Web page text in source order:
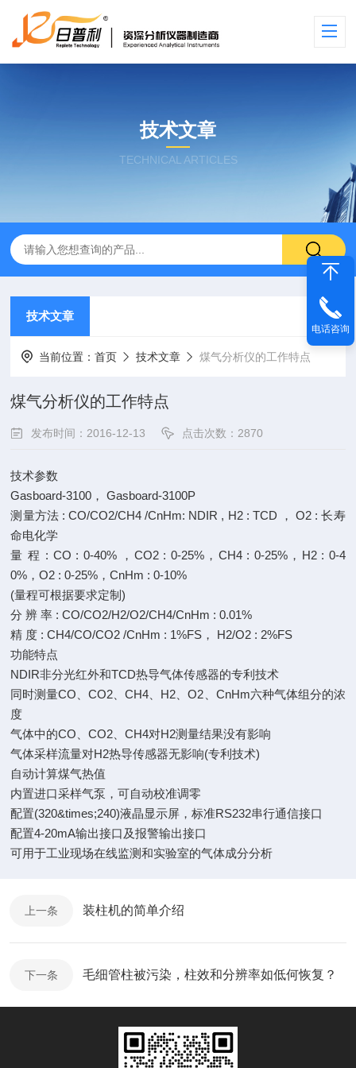
技术文章
TECHNICAL ARTICLES
技术文章
当前位置：首页 技术文章 煤气分析仪的工作特点
煤气分析仪的工作特点
发布时间：2016-12-13 点击次数：2870
技术参数
Gasboard-3100， Gasboard-3100P
测量方法 : CO/CO2/CH4 /CnHm: NDIR , H2 : TCD ， O2 : 长寿
命电化学
量 程 : CO : 0-40% ，CO2 : 0-25%，CH4 : 0-25%，H2 : 0-4
0%，O2 : 0-25%，CnHm : 0-10%
(量程可根据要求定制)
分 辨 率 : CO/CO2/H2/O2/CH4/CnHm : 0.01%
精 度 : CH4/CO/CO2 /CnHm : 1%FS， H2/O2 : 2%FS
功能特点
NDIR非分光红外和TCD热导气体传感器的专利技术
同时测量CO、CO2、CH4、H2、O2、CnHm六种气体组分的浓
度
气体中的CO、CO2、CH4对H2测量结果没有影响
气体采样流量对H2热导传感器无影响(专利技术)
自动计算煤气热值
内置进口采样气泵，可自动校准调零
配置(320&times;240)液晶显示屏，标准RS232串行通信接口
配置4-20mA输出接口及报警输出接口
可用于工业现场在线监测和实验室的气体成分分析
上一条 装柱机的简单介绍
下一条 毛细管柱被污染，柱效和分辨率如低何恢复？
电话咨询